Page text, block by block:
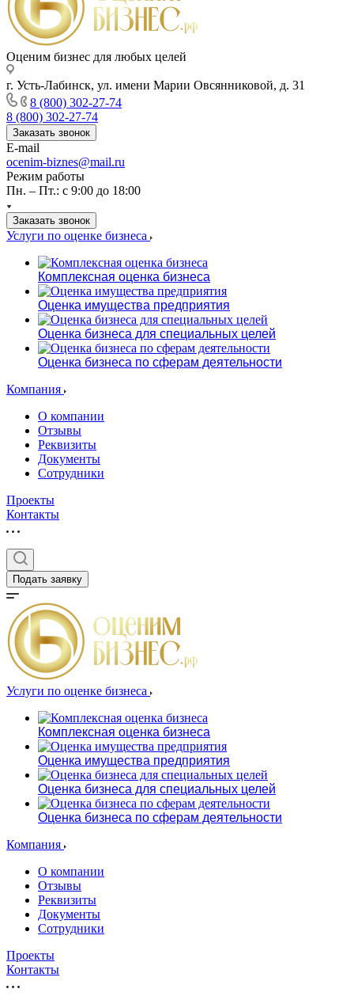
Оценим бизнес для любых целей
г. Усть-Лабинск, ул. имени Марии Овсянниковой, д. 31
8 (800) 302-27-74
8 (800) 302-27-74
Заказать звонок
E-mail
ocenim-biznes@mail.ru
Режим работы
Пн. – Пт.: с 9:00 до 18:00
Заказать звонок
Услуги по оценке бизнеса
Комплексная оценка бизнеса
Оценка имущества предприятия
Оценка бизнеса для специальных целей
Оценка бизнеса по сферам деятельности
Компания
О компании
Отзывы
Реквизиты
Документы
Сотрудники
Проекты
Контакты
Подать заявку
Услуги по оценке бизнеса
Комплексная оценка бизнеса
Оценка имущества предприятия
Оценка бизнеса для специальных целей
Оценка бизнеса по сферам деятельности
Компания
О компании
Отзывы
Реквизиты
Документы
Сотрудники
Проекты
Контакты